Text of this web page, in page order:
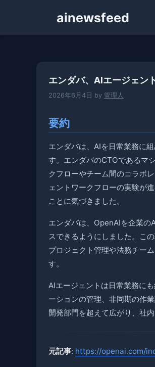
ainewsfeed
エンダバ、AIエージェン
2026年6月4日 by 管理人
要約
エンダバは、AIを日常業務に
す。エンダバのCTOであるマ
クフローやチーム間のコラボ
ェントワークフローの実験が
ことに気づきました。
エンダバは、OpenAIを企業
スできるようにしました。こ
プロジェクト管理や法務チー
す。
AIエージェントは日常業務に
ーションの管理、非同期の作
開発部門を超えて広がり、社
元記事: https://openai.com/